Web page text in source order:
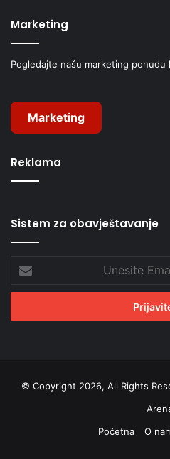
Marketing
Pogledajte našu marketing ponudu
Marketing
Reklama
Sistem za obavještavanje
Email
adresu
© Copyright 2026, All Rights
Početna
O